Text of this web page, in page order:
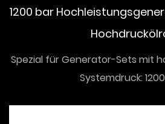
1200 bar
Spezial für Generator-Sets mit